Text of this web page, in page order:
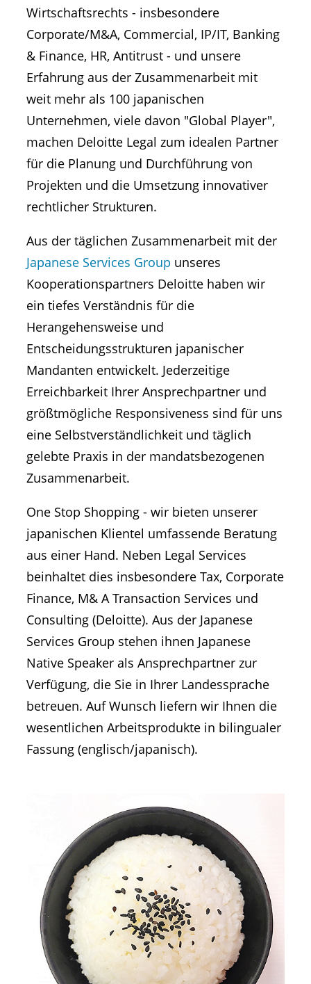
Wirtschaftsrechts - insbesondere
Corporate/M&A, Commercial, IP/IT, Banking
& Finance, HR, Antitrust - und unsere
Erfahrung aus der Zusammenarbeit mit
weit mehr als 100 japanischen
Unternehmen, viele davon "Global Player",
machen Deloitte Legal zum idealen Partner
für die Planung und Durchführung von
Projekten und die Umsetzung innovativer
rechtlicher Strukturen.
Aus der täglichen Zusammenarbeit mit der
Japanese Services Group unseres
Kooperationspartners Deloitte haben wir
ein tiefes Verständnis für die
Herangehensweise und
Entscheidungsstrukturen japanischer
Mandanten entwickelt. Jederzeitige
Erreichbarkeit Ihrer Ansprechpartner und
größtmögliche Responsiveness sind für uns
eine Selbstverständlichkeit und täglich
gelebte Praxis in der mandatsbezogenen
Zusammenarbeit.
One Stop Shopping - wir bieten unserer
japanischen Klientel umfassende Beratung
aus einer Hand. Neben Legal Services
beinhaltet dies insbesondere Tax, Corporate
Finance, M& A Transaction Services und
Consulting (Deloitte). Aus der Japanese
Services Group stehen ihnen Japanese
Native Speaker als Ansprechpartner zur
Verfügung, die Sie in Ihrer Landessprache
betreuen. Auf Wunsch liefern wir Ihnen die
wesentlichen Arbeitsprodukte in bilingualer
Fassung (englisch/japanisch).